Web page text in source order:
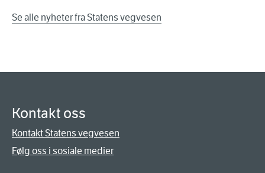
Se alle nyheter fra Statens vegvesen
Kontakt oss
Kontakt Statens vegvesen
Følg oss i sosiale medier